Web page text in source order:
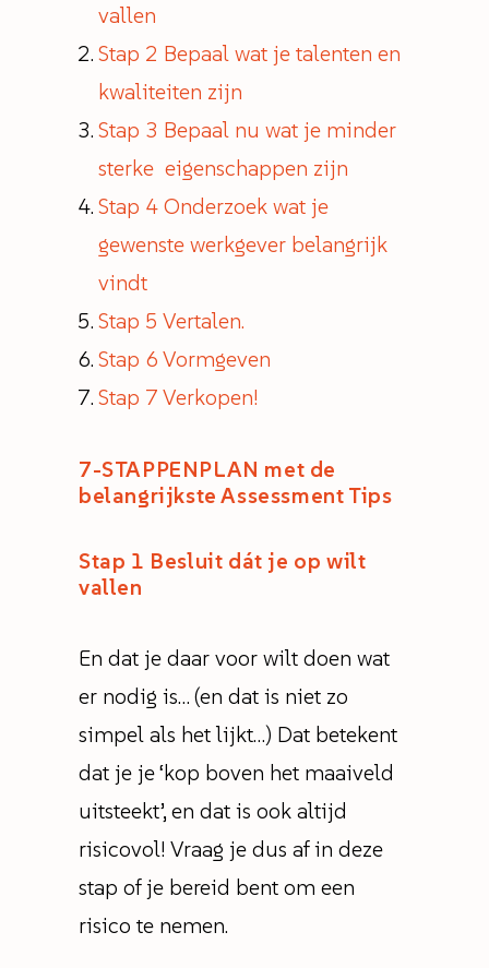
vallen
Stap 2 Bepaal wat je talenten en
kwaliteiten zijn
Stap 3 Bepaal nu wat je minder
sterke eigenschappen zijn
Stap 4 Onderzoek wat je
gewenste werkgever belangrijk
vindt
Stap 5 Vertalen.
Stap 6 Vormgeven
Stap 7 Verkopen!
7-STAPPENPLAN met de
belangrijkste Assessment Tips
Stap 1 Besluit dát je op wilt
vallen
En dat je daar voor wilt doen wat
er nodig is… (en dat is niet zo
simpel als het lijkt…) Dat betekent
dat je je ‘kop boven het maaiveld
uitsteekt’, en dat is ook altijd
risicovol! Vraag je dus af in deze
stap of je bereid bent om een
risico te nemen.